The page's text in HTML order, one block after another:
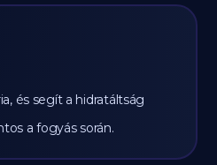
és segít a hidratáltság
a fogyás során.